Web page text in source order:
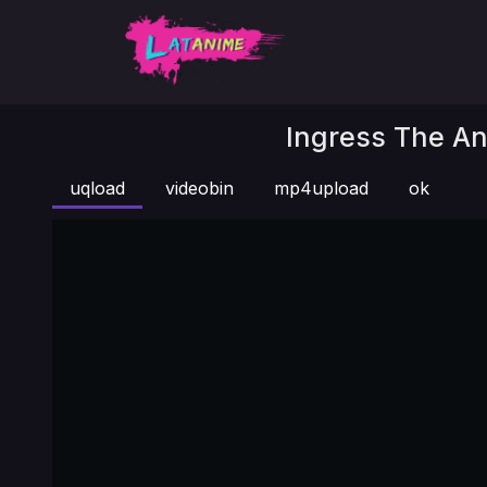
Ingress The
uqload videobin mp4upload ok